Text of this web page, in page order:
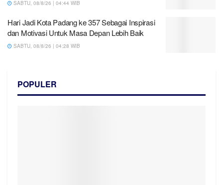
SABTU, 08/8/26 | 04:44 WIB
Hari Jadi Kota Padang ke 357 Sebagai Inspirasi
dan Motivasi Untuk Masa Depan Lebih Baik
SABTU, 08/8/26 | 04:28 WIB
POPULER